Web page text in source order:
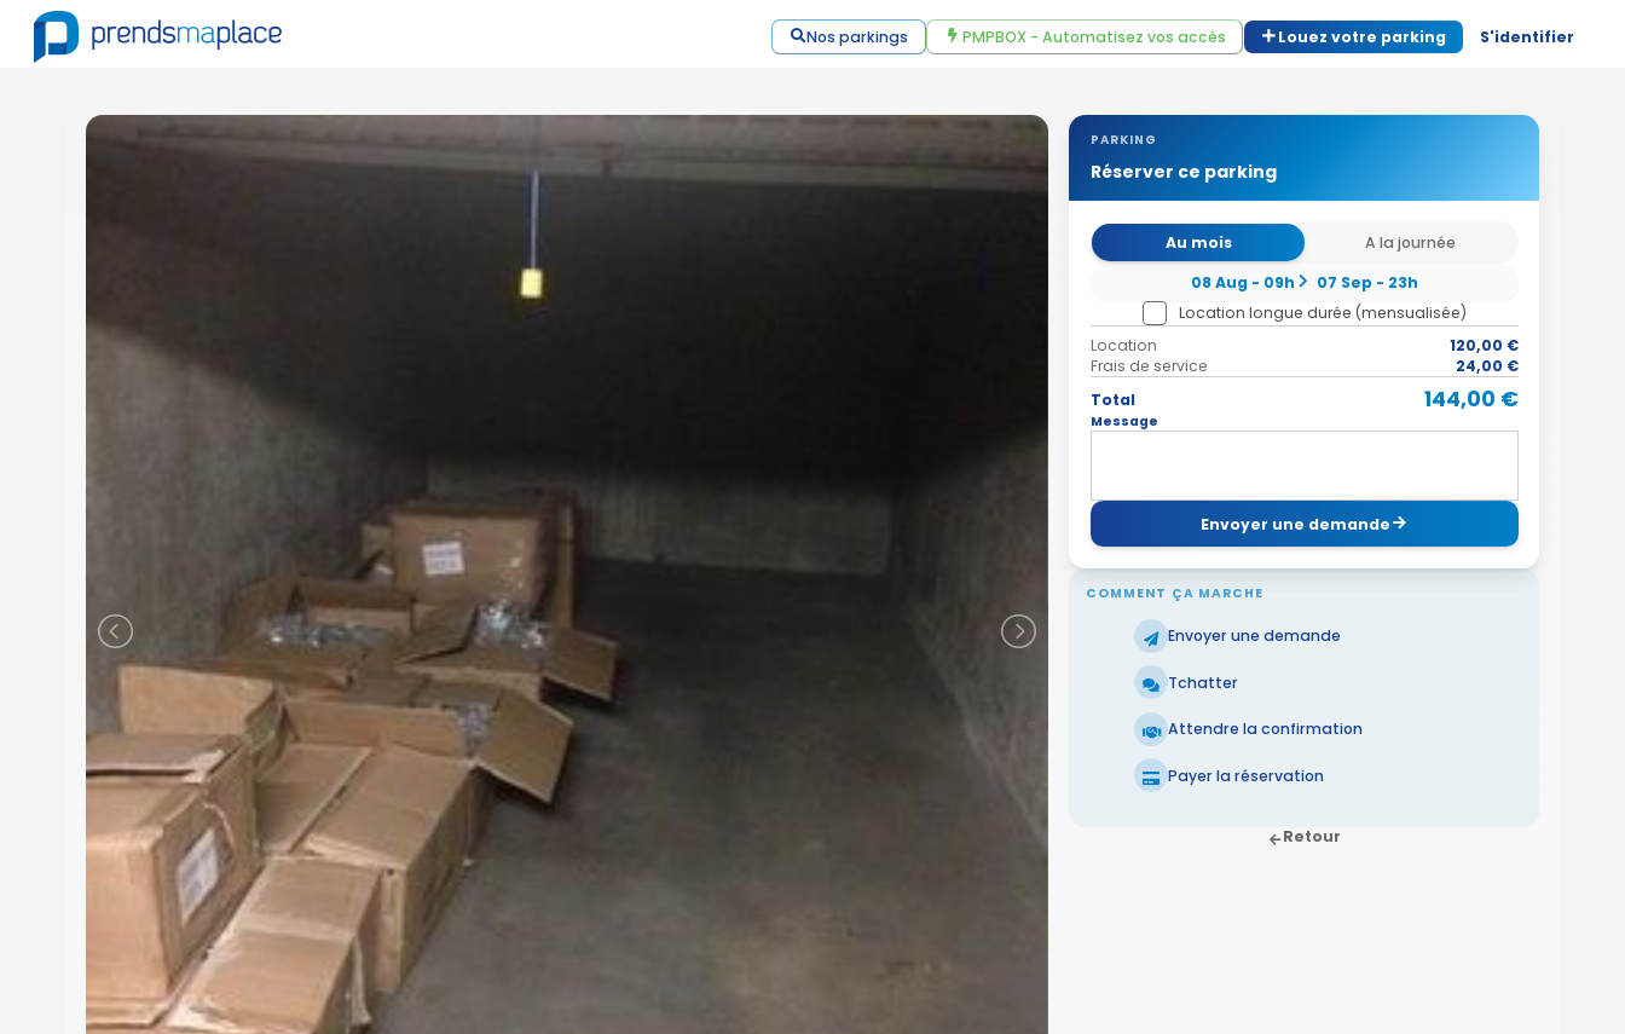
Nos parkings PMPBOX - Automatisez vos accès Louez votre parking S'identifier
PARKING
Réserver ce parking
Au mois
A la journée
08 Aug - 09h
07 Sep - 23h
Location longue durée (mensualisée)
Location
120,00 €
Frais de service
24,00 €
Total
144,00 €
Message
Envoyer une demande
COMMENT ÇA MARCHE
Envoyer une demande
Tchatter
Attendre la confirmation
Payer la réservation
Retour